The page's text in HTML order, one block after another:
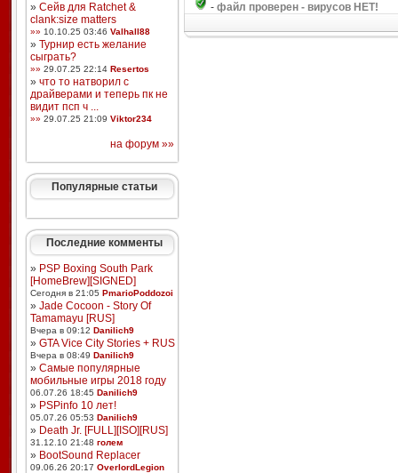
» Сейв для Ratchet &
clank:size matters
»» 10.10.25 03:46 Valhall88
» Турнир есть желание
сыграть?
»» 29.07.25 22:14 Resertos
» что то натворил с
драйверами и теперь пк не
видит псп ч ...
»» 29.07.25 21:09 Viktor234
на форум »»
Популярные статьи
Последние комменты
» PSP Boxing South Park
[HomeBrew][SIGNED]
Сегодня в 21:05 PmarioPoddozoi
» Jade Cocoon - Story Of
Tamamayu [RUS]
Вчера в 09:12 Danilich9
» GTA Vice City Stories + RUS
Вчера в 08:49 Danilich9
» Самые популярные
мобильные игры 2018 году
06.07.26 18:45 Danilich9
» PSPinfo 10 лет!
05.07.26 05:53 Danilich9
» Death Jr. [FULL][ISO][RUS]
31.12.10 21:48 голем
» BootSound Replacer
09.06.26 20:17 OverlordLegion
- файл проверен - вирусов НЕТ!